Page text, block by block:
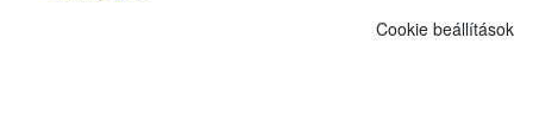
Cookie beállítások